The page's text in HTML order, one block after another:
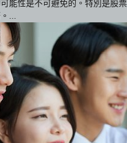
能性是不可避免的。特別是股票
...